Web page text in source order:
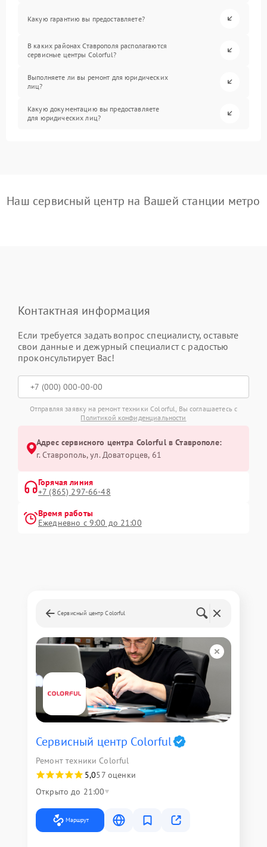
Какую гарантию вы предоставляете?
В каких районах Ставрополя располагаются
сервисные центры Colorful?
Выполняете ли вы ремонт для юридических
лиц?
Какую документацию вы предоставляете
для юридических лиц?
Наш сервисный центр на Вашей станции метро
Контактная информация
Если требуется задать вопрос специалисту, оставьте
свои данные и дежурный специалист с радостью
проконсультирует Вас!
Отправляя заявку на ремонт техники Colorful, Вы соглашаетесь с
Политикой конфиденциальности
Адрес сервисного центра Colorful в Ставрополе:
г. Ставрополь, ул. Доваторцев, 61
Горячая линия
+7 (865) 297-66-48
Время работы
Ежедневно с 9:00 до 21:00
Сервисный центр Colorful
Сервисный центр Colorful
Ремонт техники Colorful
5,057 оценки
Открыто до 21:00
Маршрут